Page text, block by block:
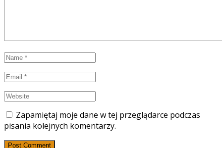
Zapamiętaj moje dane w tej przeglądarce podczas
pisania kolejnych komentarzy.